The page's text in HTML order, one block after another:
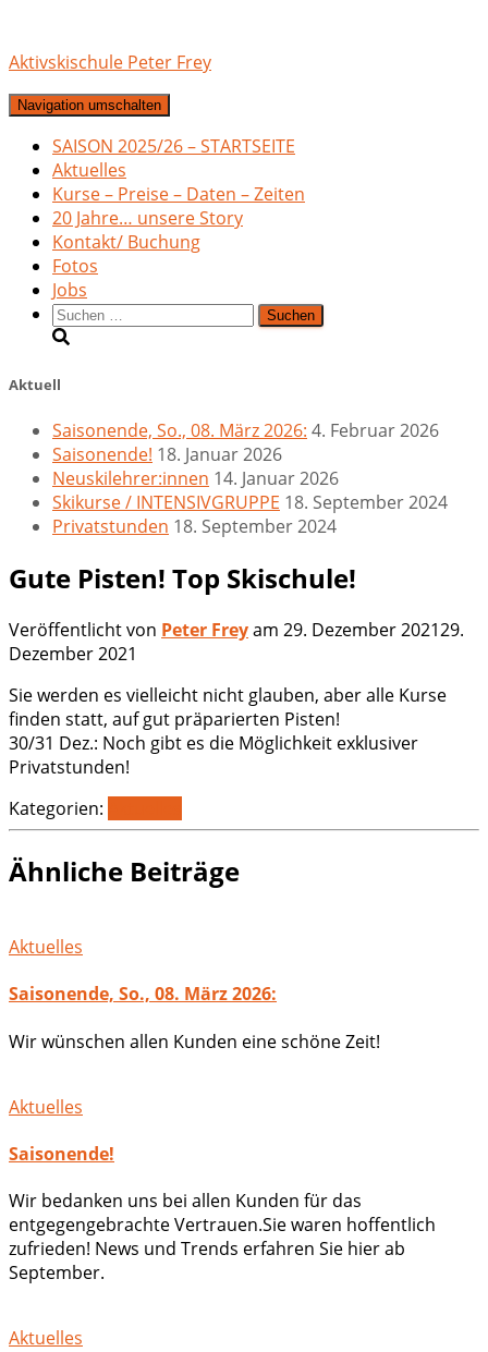
Aktivskischule Peter Frey
Navigation umschalten
SAISON 2025/26 – STARTSEITE
Aktuelles
Kurse – Preise – Daten – Zeiten
20 Jahre… unsere Story
Kontakt/ Buchung
Fotos
Jobs
Suchen
nach:
Aktuell
Saisonende, So., 08. März 2026: 4. Februar 2026
Saisonende! 18. Januar 2026
Neuskilehrer:innen 14. Januar 2026
Skikurse / INTENSIVGRUPPE 18. September 2024
Privatstunden 18. September 2024
Gute Pisten! Top Skischule!
Veröffentlicht von Peter Freyam 29. Dezember 202129.
Dezember 2021
Sie werden es vielleicht nicht glauben, aber alle Kurse
finden statt, auf gut präparierten Pisten!
30/31 Dez.: Noch gibt es die Möglichkeit exklusiver
Privatstunden!
Kategorien:
Ähnliche Beiträge
Aktuelles
Saisonende, So., 08. März 2026:
Wir wünschen allen Kunden eine schöne Zeit!
Aktuelles
Saisonende!
Wir bedanken uns bei allen Kunden für das
entgegengebrachte Vertrauen.Sie waren hoffentlich
zufrieden! News und Trends erfahren Sie hier ab
September.
Aktuelles